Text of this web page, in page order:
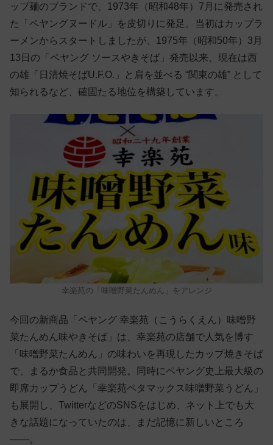
ップ麺のブランドで、1973年（昭和48年）7月に発売され
た「ペヤングヌードル」を皮切りに発足。当初はカップラ
ーメンからスタートしましたが、1975年（昭和50年）3月
13日の「ペヤング ソースやきそば」発売以来、現在は西
の雄「日清焼そばU.F.O.」と肩を並べる “関東の雄” として
知られるなど、確固たる地位を構築しています。
幸楽苑の「 味噌野菜たんめん」をアレンジ
今回の新商品「ペヤング 幸楽苑（こうらくえん）味噌野
菜たんめん味やきそば」は、幸楽苑の店舗で人気を博す
「味噌野菜たんめん」の味わいを再現したカップ焼きそば
で、まるか食品と共同開発。同時にペヤング史上最大級の
即席カップうどん「幸楽苑ペタマックス味噌野菜うどん」
も展開し、TwitterなどのSNSをはじめ、ネット上でも大
きな話題になっていたのは、まだ記憶に新しいところ
——。